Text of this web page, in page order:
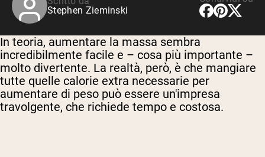
Stephen Zieminski
In teoria, aumentare la massa sembra
incredibilmente facile e – cosa più importante –
molto divertente. La realtà, però, è che mangiare
tutte quelle calorie extra necessarie per
aumentare di peso può essere un'impresa
travolgente, che richiede tempo e costosa.